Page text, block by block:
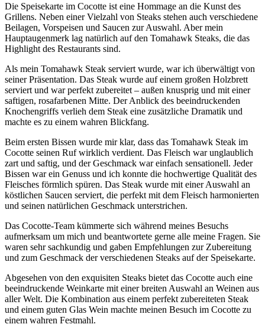
Die Speisekarte im Cocotte ist eine Hommage an die Kunst des
Grillens. Neben einer Vielzahl von Steaks stehen auch verschiedene
Beilagen, Vorspeisen und Saucen zur Auswahl. Aber mein
Hauptaugenmerk lag natürlich auf den Tomahawk Steaks, die das
Highlight des Restaurants sind.
Als mein Tomahawk Steak serviert wurde, war ich überwältigt von
seiner Präsentation. Das Steak wurde auf einem großen Holzbrett
serviert und war perfekt zubereitet – außen knusprig und mit einer
saftigen, rosafarbenen Mitte. Der Anblick des beeindruckenden
Knochengriffs verlieh dem Steak eine zusätzliche Dramatik und
machte es zu einem wahren Blickfang.
Beim ersten Bissen wurde mir klar, dass das Tomahawk Steak im
Cocotte seinen Ruf wirklich verdient. Das Fleisch war unglaublich
zart und saftig, und der Geschmack war einfach sensationell. Jeder
Bissen war ein Genuss und ich konnte die hochwertige Qualität des
Fleisches förmlich spüren. Das Steak wurde mit einer Auswahl an
köstlichen Saucen serviert, die perfekt mit dem Fleisch harmonierten
und seinen natürlichen Geschmack unterstrichen.
Das Cocotte-Team kümmerte sich während meines Besuchs
aufmerksam um mich und beantwortete gerne alle meine Fragen. Sie
waren sehr sachkundig und gaben Empfehlungen zur Zubereitung
und zum Geschmack der verschiedenen Steaks auf der Speisekarte.
Abgesehen von den exquisiten Steaks bietet das Cocotte auch eine
beeindruckende Weinkarte mit einer breiten Auswahl an Weinen aus
aller Welt. Die Kombination aus einem perfekt zubereiteten Steak
und einem guten Glas Wein machte meinen Besuch im Cocotte zu
einem wahren Festmahl.